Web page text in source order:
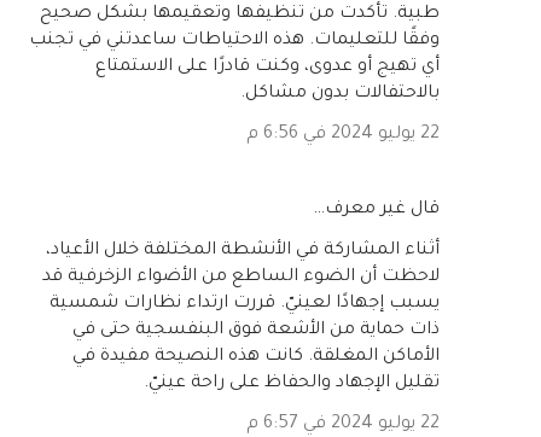
طبية. تأكدت من تنظيفها وتعقيمها بشكل صحيح
وفقًا للتعليمات. هذه الاحتياطات ساعدتني في تجنب
أي تهيج أو عدوى، وكنت قادرًا على الاستمتاع
بالاحتفالات بدون مشاكل.
22 يوليو 2024 في 6:56 م
‏قال غير معرف…
أثناء المشاركة في الأنشطة المختلفة خلال الأعياد،
لاحظت أن الضوء الساطع من الأضواء الزخرفية قد
يسبب إجهادًا لعينيّ. قررت ارتداء نظارات شمسية
ذات حماية من الأشعة فوق البنفسجية حتى في
الأماكن المغلقة. كانت هذه النصيحة مفيدة في
تقليل الإجهاد والحفاظ على راحة عينيّ.
22 يوليو 2024 في 6:57 م